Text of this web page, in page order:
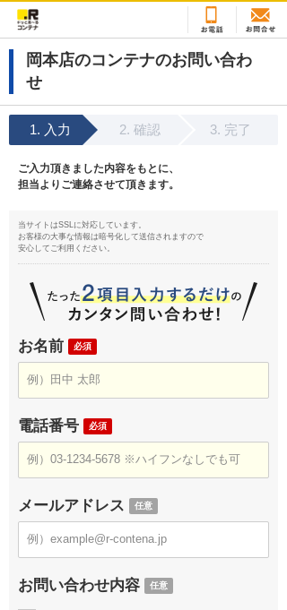
岡本店のコンテナのお問い合わ
せ
入力 確認 完了
ご入力頂きました内容をもとに、
担当よりご連絡させて頂きます。
当サイトはSSLに対応しています。
お客様の大事な情報は暗号化して送信されますので
安心してご利用ください。
お名前 必須
電話番号 必須
メールアドレス 任意
お問い合わせ内容 任意